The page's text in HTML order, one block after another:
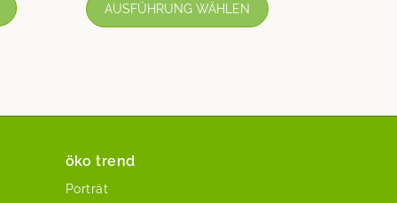
AUSFÜHRUNG WÄHLEN
öko trend
Porträt